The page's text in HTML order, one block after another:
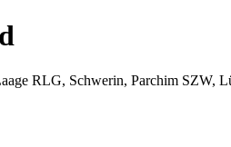
RLG, Schwerin, Parchim